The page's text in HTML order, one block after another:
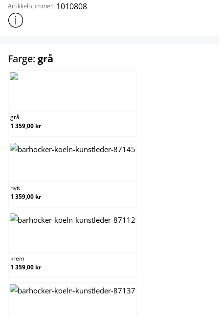
Artikkelnummer: 1010808
Vis mer produktinformasjon
Farge: grå
grå
1 359,00 kr
hvit
1 359,00 kr
krem
1 359,00 kr